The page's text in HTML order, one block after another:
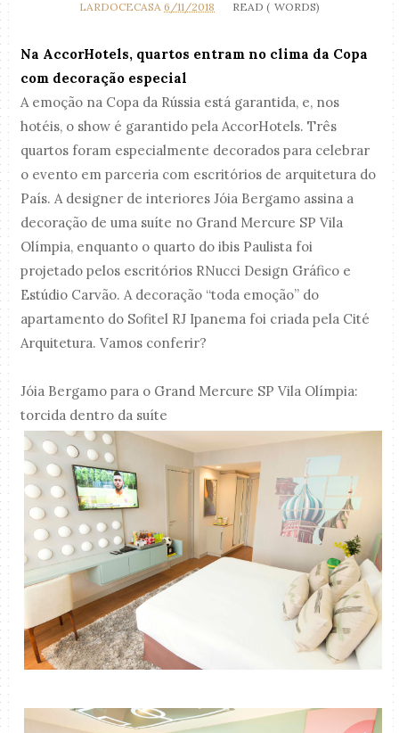
LARDOCECASA 6/11/2018 READ ( WORDS)
Na AccorHotels, quartos entram no clima da Copa
com decoração especial
A emoção na Copa da Rússia está garantida, e, nos
hotéis, o show é garantido pela AccorHotels. Três
quartos foram especialmente decorados para celebrar
o evento em parceria com escritórios de arquitetura do
País. A designer de interiores Jóia Bergamo assina a
decoração de uma suíte no Grand Mercure SP Vila
Olímpia, enquanto o quarto do ibis Paulista foi
projetado pelos escritórios RNucci Design Gráfico e
Estúdio Carvão. A decoração “toda emoção” do
apartamento do Sofitel RJ Ipanema foi criada pela Cité
Arquitetura. Vamos conferir?
Jóia Bergamo para o Grand Mercure SP Vila Olímpia:
torcida dentro da suíte